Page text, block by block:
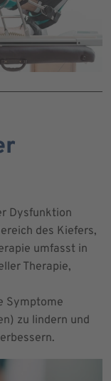
Dysfunktion
des Kiefers,
umfasst in
Therapie,
Symptome
zu lindern und